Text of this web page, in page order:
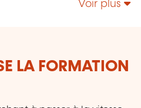
et de la Sûreté;
Voir plus
LA FORMATION